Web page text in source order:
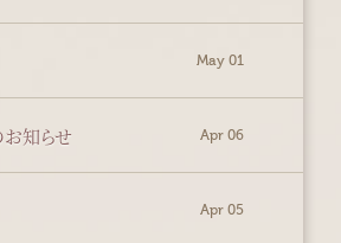
May 01
お知らせ Apr 06
Apr 05